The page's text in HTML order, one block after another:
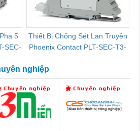
5
SEC-
Thiết Bị Chống Sét Lan Truyền
Phoenix Contact PLT-SEC-T3-
nghiệp